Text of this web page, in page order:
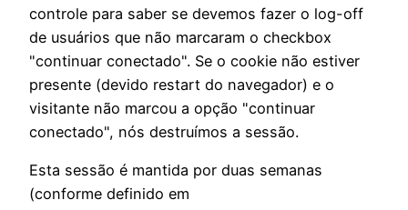
controle para saber se devemos fazer o log-off
de usuários que não marcaram o checkbox
"continuar conectado". Se o cookie não estiver
presente (devido restart do navegador) e o
visitante não marcou a opção "continuar
conectado", nós destruímos a sessão.
Esta sessão é mantida por duas semanas
(conforme definido em